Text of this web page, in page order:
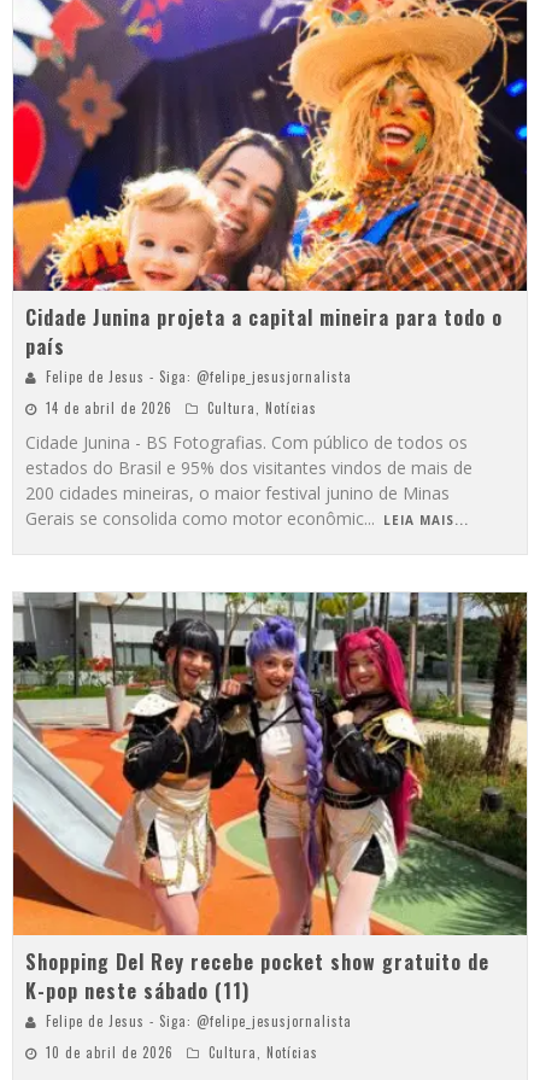
Cidade Junina projeta a capital mineira para todo o
país
Felipe de Jesus - Siga: @felipe_jesusjornalista
14 de abril de 2026
Cultura Notícias
Cidade Junina - BS Fotografias. Com público de todos os
estados do Brasil e 95% dos visitantes vindos de mais de
200 cidades mineiras, o maior festival junino de Minas
Gerais se consolida como motor econômic... LEIA MAIS...
Shopping Del Rey recebe pocket show gratuito de
K-pop neste sábado (11)
Felipe de Jesus - Siga: @felipe_jesusjornalista
10 de abril de 2026
Cultura Notícias